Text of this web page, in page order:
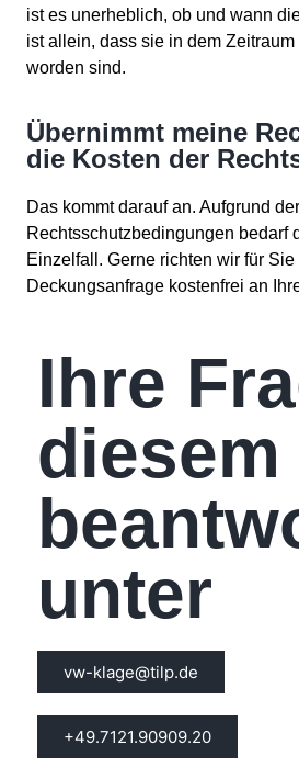
ist es unerheblich, ob und wann
ist allein, dass sie in dem
worden sind.
Übernimmt meine
die Kosten der
Das kommt darauf an. Aufgrund
Rechtsschutzbedingungen bedarf
Einzelfall. Gerne richten wir für
Deckungsanfrage kostenfrei an
Ihre
diesem
unter
vw-klage@tilp.de
+49.7121.90909.20